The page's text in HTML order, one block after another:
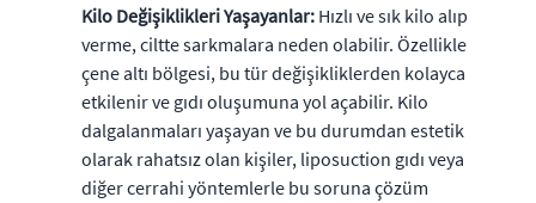
Kilo Değişiklikleri Yaşayanlar: Hızlı ve sık kilo alıp
verme, ciltte sarkmalara neden olabilir. Özellikle
çene altı bölgesi, bu tür değişikliklerden kolayca
etkilenir ve gıdı oluşumuna yol açabilir. Kilo
dalgalanmaları yaşayan ve bu durumdan estetik
olarak rahatsız olan kişiler, liposuction gıdı veya
diğer cerrahi yöntemlerle bu soruna çözüm